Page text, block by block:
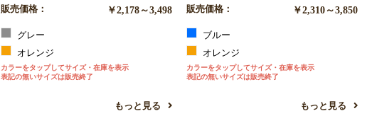
販売価格：
￥2,178～3,498
グレー
オレンジ
カラーをタップしてサイズ・在庫を表示
表記の無いサイズは販売終了
もっと見る
販売価格：
￥2,310～3,850
ブルー
オレンジ
カラーをタップしてサイズ・在庫を表示
表記の無いサイズは販売終了
もっと見る